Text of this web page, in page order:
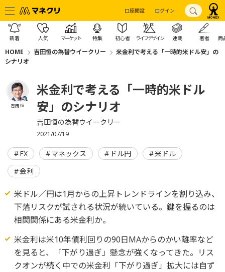
口座開設 ログイン
新着 人気 マーケット 特集 初心者 ライフデザイン 連載 著者 商
HOME 吉田恒の為替ウイークリー
米金利で考える「一時的米ドル安」の
シナリオ
吉田 恒
米金利で考える「一時的米ドル
安」のシナリオ
吉田恒の為替ウイークリー
2021/07/19
FX マネックス ドル円
米ドル
金利
米ドル／円は1月からの上昇トレンドラインを割り込み、
下落リスクが試される状況が続いている。鍵を握るのは
相関関係にある米金利か。
米金利は米10年債利回りの90日MAからのかい離率など
を見ると、「下がり過ぎ」懸念が強くなってきた。リス
クオンが続く中での米金利「下がり過ぎ」拡大には自ず